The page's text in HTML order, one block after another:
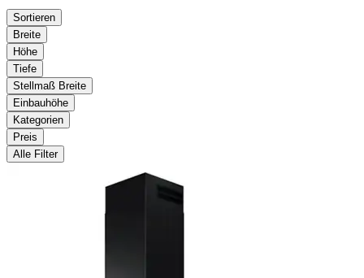
Sortieren
Breite
Höhe
Tiefe
Stellmaß Breite
Einbauhöhe
Kategorien
Preis
Alle Filter